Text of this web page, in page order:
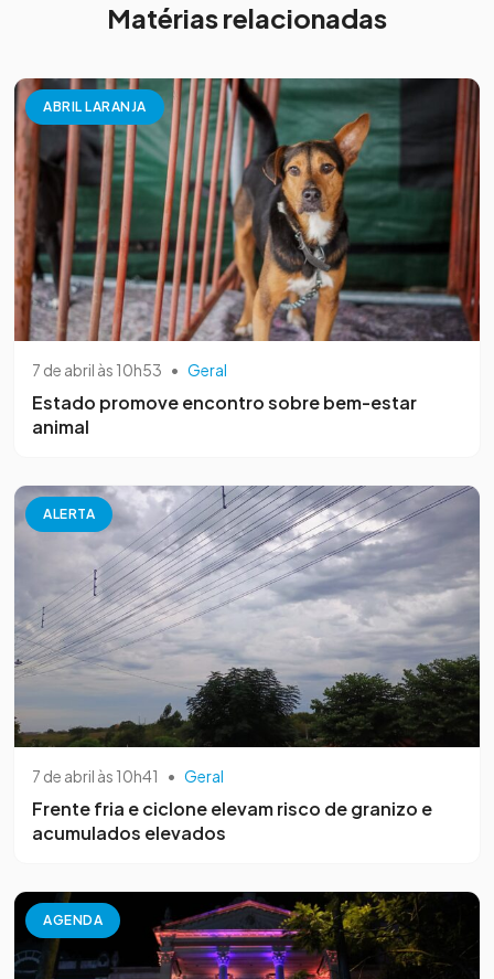
Matérias relacionadas
ABRIL LARANJA
7 de abril às 10h53 • Geral
Estado promove encontro sobre bem-estar
animal
ALERTA
7 de abril às 10h41 • Geral
Frente fria e ciclone elevam risco de granizo e
acumulados elevados
AGENDA